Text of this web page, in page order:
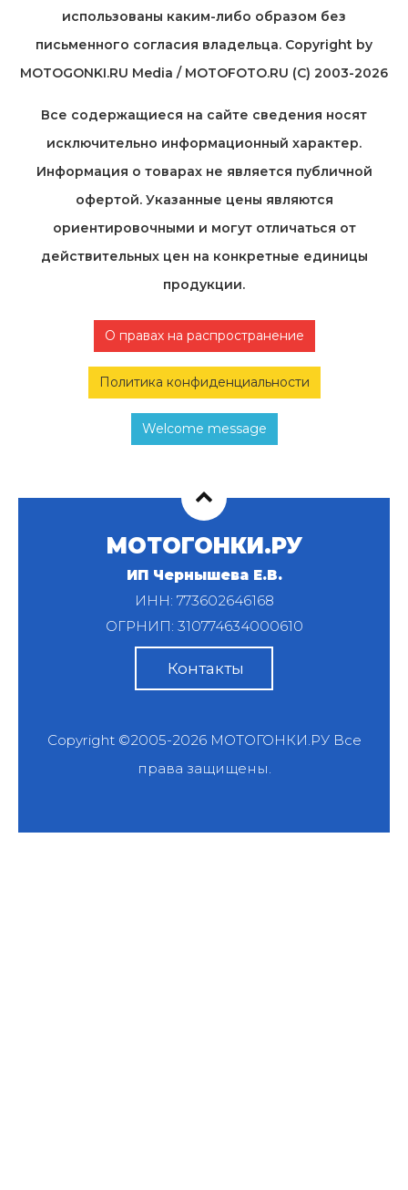
использованы каким-либо образом без
письменного согласия владельца. Copyright by
MOTOGONKI.RU Media / MOTOFOTO.RU (C) 2003-2026
Все содержащиеся на cайте сведения носят
исключительно информационный характер.
Информация о товарах не является публичной
офертой. Указанные цены являются
ориентировочными и могут отличаться от
действительных цен на конкретные единицы
продукции.
О правах на распространение
Политика конфиденциальности
Welcome message
МОТОГОНКИ.РУ
ИП Чернышева Е.В.
ИНН: 773602646168
ОГРНИП: 310774634000610
Контакты
Copyright ©2005-2026 МОТОГОНКИ.РУВсе
права защищены.